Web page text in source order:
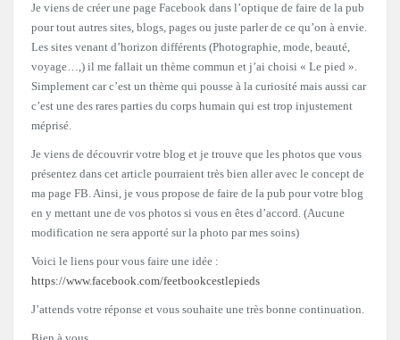
Je viens de créer une page Facebook dans l’optique de faire de la pub
pour tout autres sites, blogs, pages ou juste parler de ce qu’on à envie.
Les sites venant d’horizon différents (Photographie, mode, beauté,
voyage…,) il me fallait un thème commun et j’ai choisi « Le pied ».
Simplement car c’est un thème qui pousse à la curiosité mais aussi car
c’est une des rares parties du corps humain qui est trop injustement
méprisé.
Je viens de découvrir votre blog et je trouve que les photos que vous
présentez dans cet article pourraient très bien aller avec le concept de
ma page FB. Ainsi, je vous propose de faire de la pub pour votre blog
en y mettant une de vos photos si vous en êtes d’accord. (Aucune
modification ne sera apporté sur la photo par mes soins)
Voici le liens pour vous faire une idée :
https://www.facebook.com/feetbookcestlepieds
J’attends votre réponse et vous souhaite une très bonne continuation.